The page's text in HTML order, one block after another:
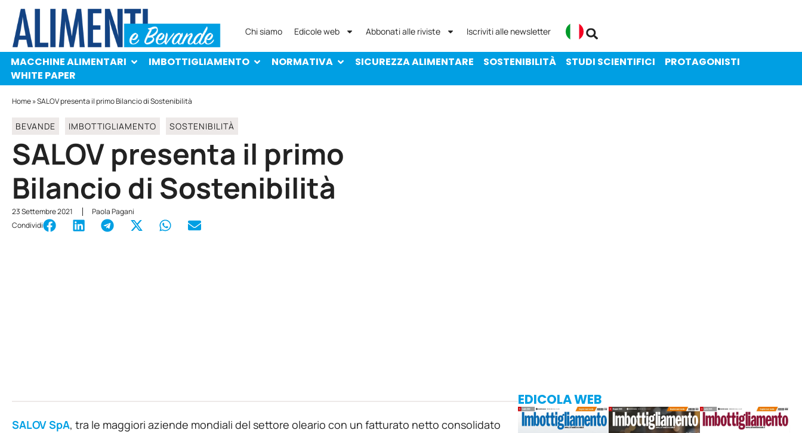
MACCHINE ALIMENTARI
PROTAGONISTI
WHITE PAPER
Chi siamo Edicole web Abbonati alle riviste Iscriviti alle newsletter
MACCHINE ALIMENTARI IMBOTTIGLIAMENTO NORMATIVA SICUREZZA ALIMENTARE SOSTENIBILITÀ STUDI SCIENTIFICI
PROTAGONISTI
WHITE PAPER
Home»SALOV presenta il primo Bilancio di Sostenibilità
BEVANDE IMBOTTIGLIAMENTO SOSTENIBILITÀ
SALOV presenta il primo
Bilancio di Sostenibilità
23 Settembre 2021
Paola Pagani
Condividi
SALOV SpA, tra le maggiori aziende mondiali del settore oleario con un fatturato netto consolidato
EDICOLA WEB